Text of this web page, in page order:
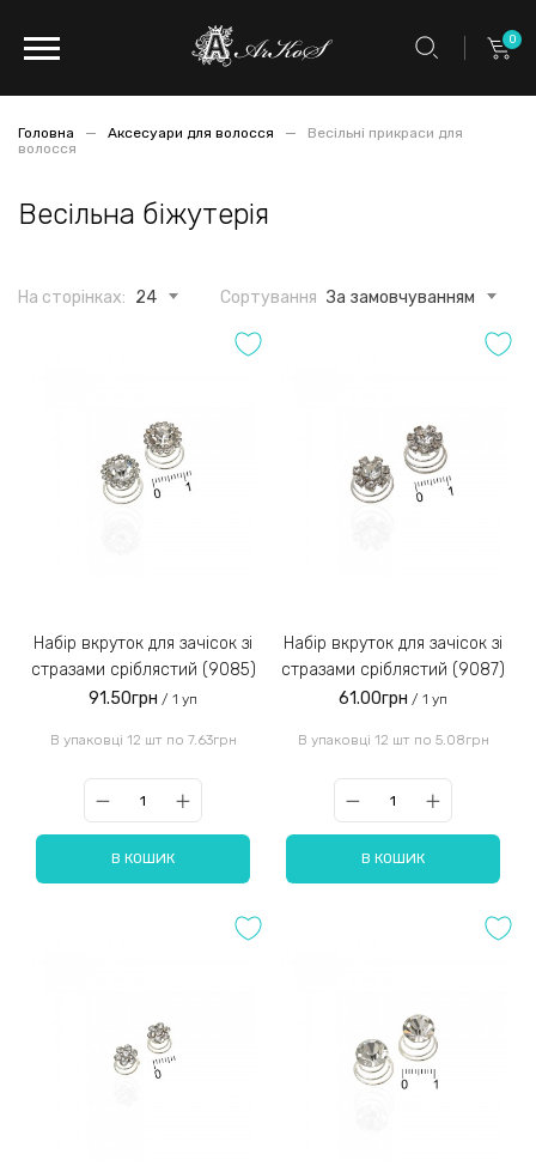
0
Головна Аксесуари для волосся
Весільні прикраси для
волосся
Весільна біжутерія
На сторінках: 24 Сортування За замовчуванням
Набір вкруток для зачісок зі
стразами сріблястий (9085)
91.50грн / 1 уп
В упаковці 12 шт по 7.63грн
В КОШИК
Набір вкруток для зачісок зі
стразами сріблястий (9087)
61.00грн / 1 уп
В упаковці 12 шт по 5.08грн
В КОШИК